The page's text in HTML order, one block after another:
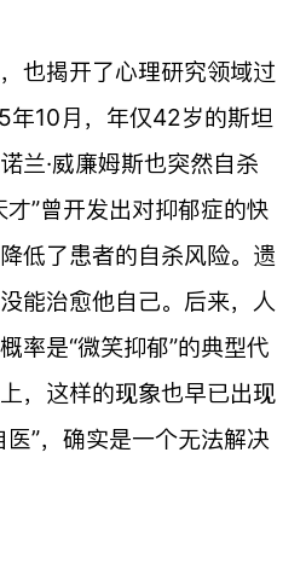
也揭开了心理研究领域过
10月，年仅42岁的斯坦
兰·威廉姆斯也突然自杀
”曾开发出对抑郁症的快
低了患者的自杀风险。遗
能治愈他自己。后来，人
率是“微笑抑郁”的典型代
，这样的现象也早已出现
”，确实是一个无法解决